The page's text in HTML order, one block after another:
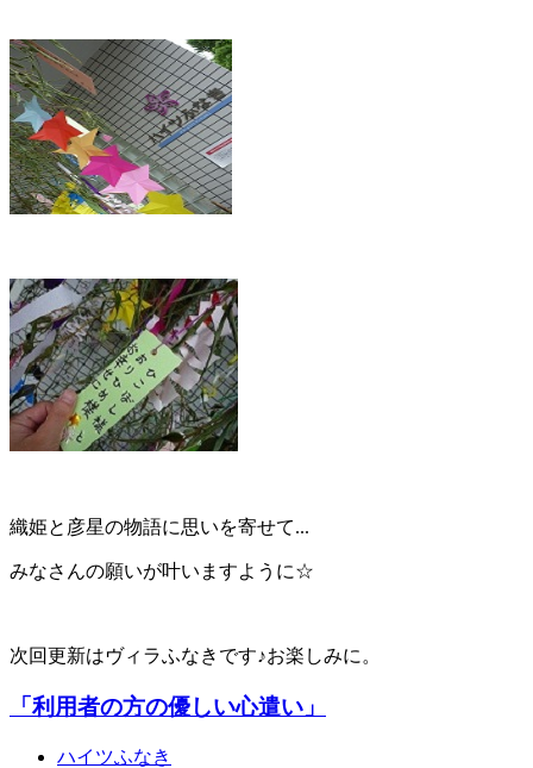
織姫と彦星の物語に思いを寄せて...
みなさんの願いが叶いますように☆
次回更新はヴィラふなきです♪お楽しみに。
「利用者の方の優しい心遣い」
ハイツふなき